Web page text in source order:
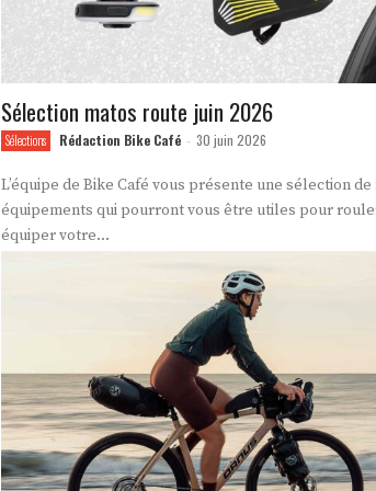
Sélection matos route juin 2026
Sélections Rédaction Bike Café - 30 juin 2026
L’équipe de Bike Café vous présente une sélection de
équipements qui pourront vous être utiles pour
équiper votre...